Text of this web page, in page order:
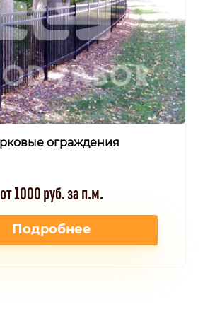
ограждения
от 1000 руб. за п.м.
Подробнее